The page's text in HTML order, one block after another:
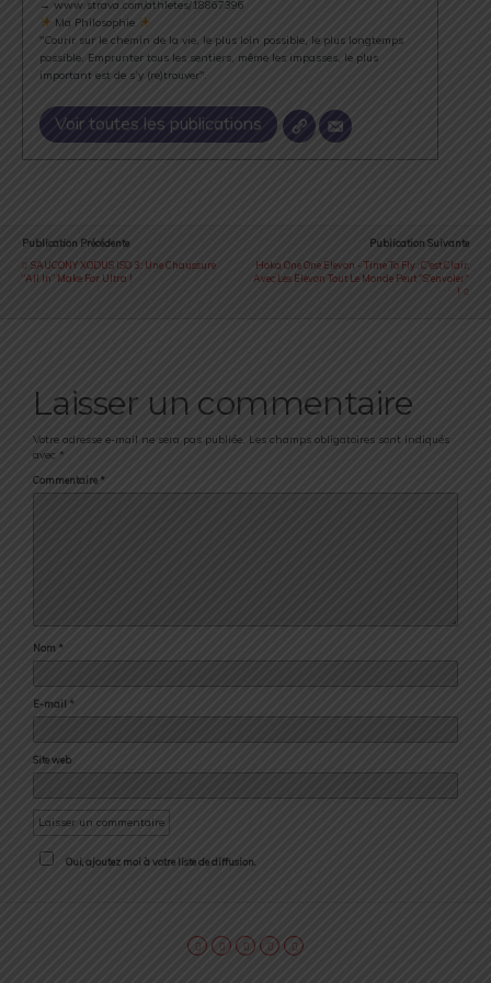
→ www.strava.com/athletes/18867396
Ma Philosophie
"Courir sur le chemin de la vie, le plus loin possible, le plus longtemps
possible. Emprunter tous les sentiers, même les impasses, le plus
important est de s’y (re)trouver".
Voir toutes les publications
Publication Précédente
SAUCONY XODUS ISO 3 : Une Chaussure
“All In” Make For Ultra !
Publication Suivante
Hoka One One Elevon - Time To Fly : C'est Clair,
Avec Les Elevon Tout Le Monde Peut "s'envoler"
!
Laisser un commentaire
Votre adresse e-mail ne sera pas publiée. Les champs obligatoires sont indiqués
avec *
Commentaire *
Nom *
E-mail *
Site web
Oui, ajoutez moi à votre liste de diffusion.